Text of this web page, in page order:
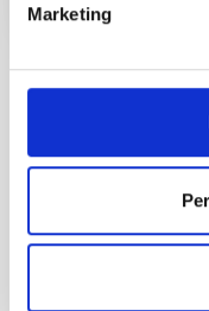
Marketing
PROFESSIONAL
HIGHER